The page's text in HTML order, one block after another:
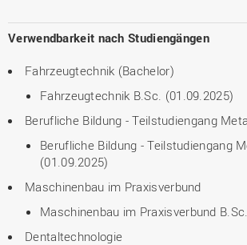
Verwendbarkeit nach Studiengängen
Fahrzeugtechnik (Bachelor)
Fahrzeugtechnik B.Sc. (01.09.2025)
Berufliche Bildung - Teilstudiengang
Berufliche Bildung - Teilstudiengang
(01.09.2025)
Maschinenbau im Praxisverbund
Maschinenbau im Praxisverbund
Dentaltechnologie